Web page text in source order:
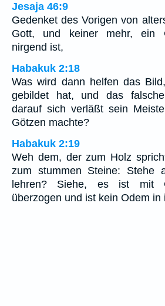
Jesaja 46:9
Gedenket des Vorigen von
Gott, und keiner mehr, ein
nirgend ist,
Habakuk 2:18
Was wird dann helfen das
gebildet hat, und das
darauf sich verläßt sein
Götzen machte?
Habakuk 2:19
Weh dem, der zum Holz
zum stummen Steine: Stehe
lehren? Siehe, es ist mit
überzogen und ist kein Odem in